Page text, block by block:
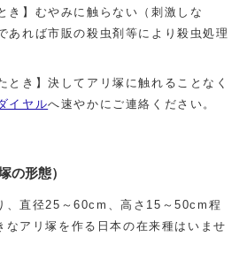
き】むやみに触らない（刺激しな
あれば市販の殺虫剤等により殺虫処理
とき】決してアリ塚に触れることなく
イヤルへ速やかにご連絡ください。
の形態）
、直径25～60cm、高さ15～50cm程
なアリ塚を作る日本の在来種はいませ